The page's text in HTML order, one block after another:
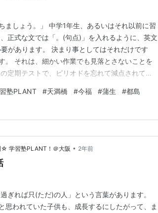
ましょう。」 中学1年生、あるいはそれ以前に習
正式な文では「。(句点)」を入れるように、英文
があります。 決まり事としてはそれだけです
。 それは、細かい作業でも見落とさないことを
定期テストで、ピリオドを忘れて減点されてい
ピリオドを打ってください」という理由です。
らこそ、…
塾PLANT #天満橋 #今福 #蒲生 #都島
学習塾PLANT！＠大阪 • 2年前
ぎれば只(ただ)の人」という言葉があります。
思われていた子供も、成長するにしたがって、ま